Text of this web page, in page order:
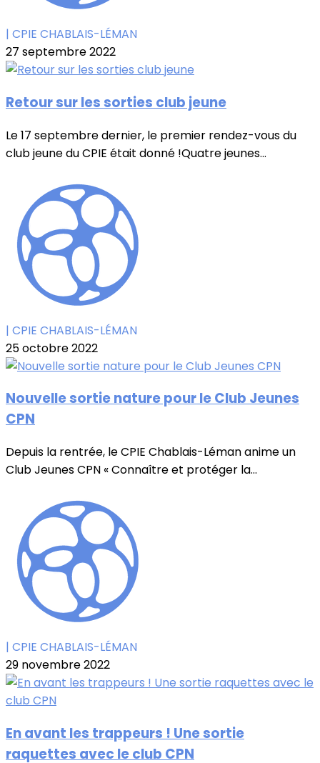
| CPIE CHABLAIS-LÉMAN
27 septembre 2022
Retour sur les sorties club jeune
Le 17 septembre dernier, le premier rendez-vous du
club jeune du CPIE était donné !Quatre jeunes...
| CPIE CHABLAIS-LÉMAN
25 octobre 2022
Nouvelle sortie nature pour le Club Jeunes
CPN
Depuis la rentrée, le CPIE Chablais-Léman anime un
Club Jeunes CPN « Connaître et protéger la...
| CPIE CHABLAIS-LÉMAN
29 novembre 2022
En avant les trappeurs ! Une sortie
raquettes avec le club CPN